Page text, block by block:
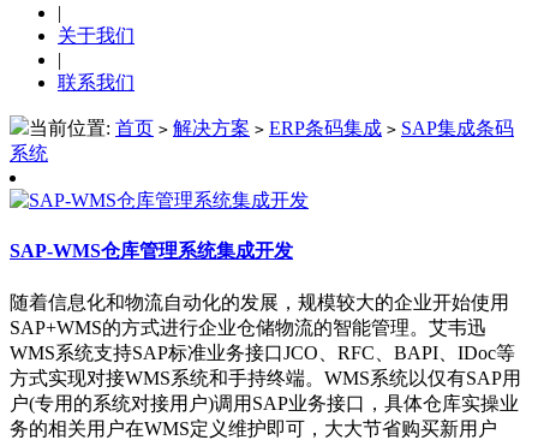
|
关于我们
|
联系我们
当前位置: 首页 > 解决方案 > ERP条码集成 > SAP集成条码
系统
SAP-WMS仓库管理系统集成开发
随着信息化和物流自动化的发展，规模较大的企业开始使用
SAP+WMS的方式进行企业仓储物流的智能管理。艾韦迅
WMS系统支持SAP标准业务接口JCO、RFC、BAPI、IDoc等
方式实现对接WMS系统和手持终端。WMS系统以仅有SAP用
户(专用的系统对接用户)调用SAP业务接口，具体仓库实操业
务的相关用户在WMS定义维护即可，大大节省购买新用户